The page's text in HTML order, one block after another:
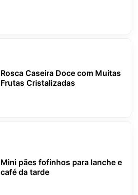
Rosca Caseira Doce com Muitas
Frutas Cristalizadas
Mini pães fofinhos para lanche e
café da tarde